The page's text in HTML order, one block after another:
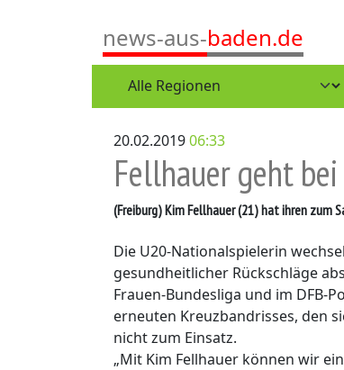
news-aus-baden.de
20.02.201906:33
Fellhauer geht
(Freiburg)Kim Fellhauer (21) hat ihren zum
Die U20-Nationalspielerin
gesundheitlicher Rückschläge
Frauen-Bundesliga und im DFB-
erneuten Kreuzbandrisses, den
nicht zum Einsatz.
„Mit Kim Fellhauer können wir